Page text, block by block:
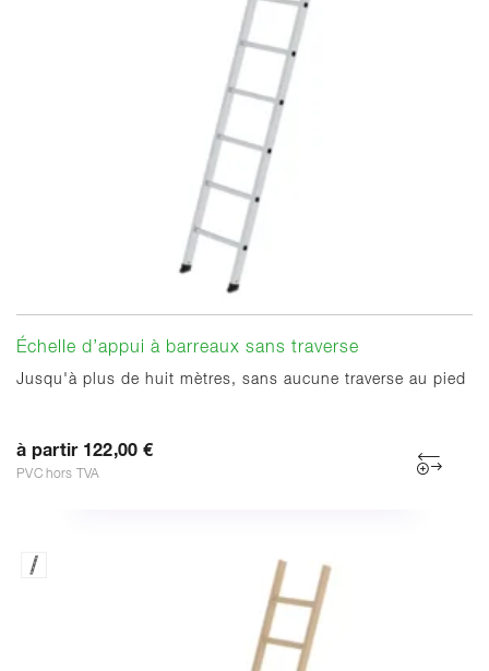
Échelle d’appui à barreaux sans traverse
Jusqu'à plus de huit mètres, sans aucune traverse au pied
à partir 122,00 €
PVC hors TVA